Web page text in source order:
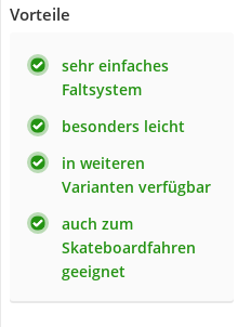
Vorteile
sehr einfaches
Faltsystem
besonders leicht
in weiteren
Varianten verfügbar
auch zum
Skateboardfahren
geeignet